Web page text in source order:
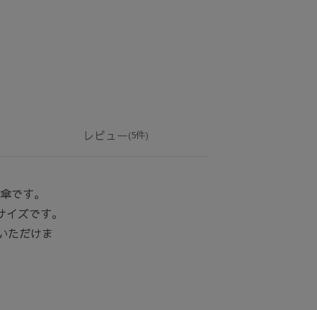
レビュー(5件)
です。
ズです。
ただけま